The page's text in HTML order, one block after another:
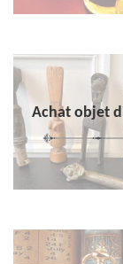
Achat objet